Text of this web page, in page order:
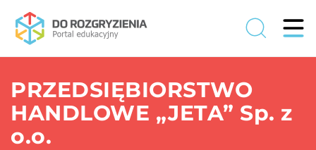
PRZEDSIĘBIORSTWO
HANDLOWE „JETA” Sp. z
o.o.